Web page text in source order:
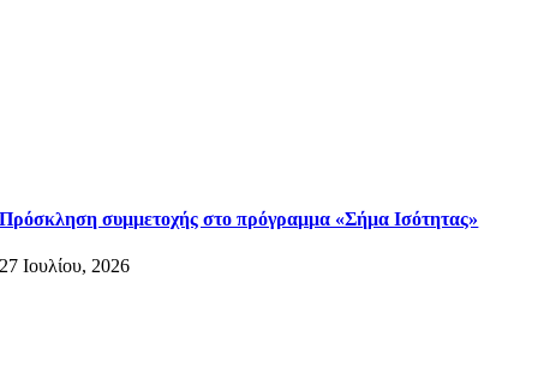
Πρόσκληση συμμετοχής στο πρόγραμμα «Σήμα Ισότητας»
27 Ιουλίου, 2026